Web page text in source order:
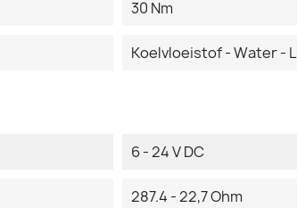
30 Nm
Koelvloeistof - Water -
6 - 24 V DC
287.4 - 22,7 Ohm